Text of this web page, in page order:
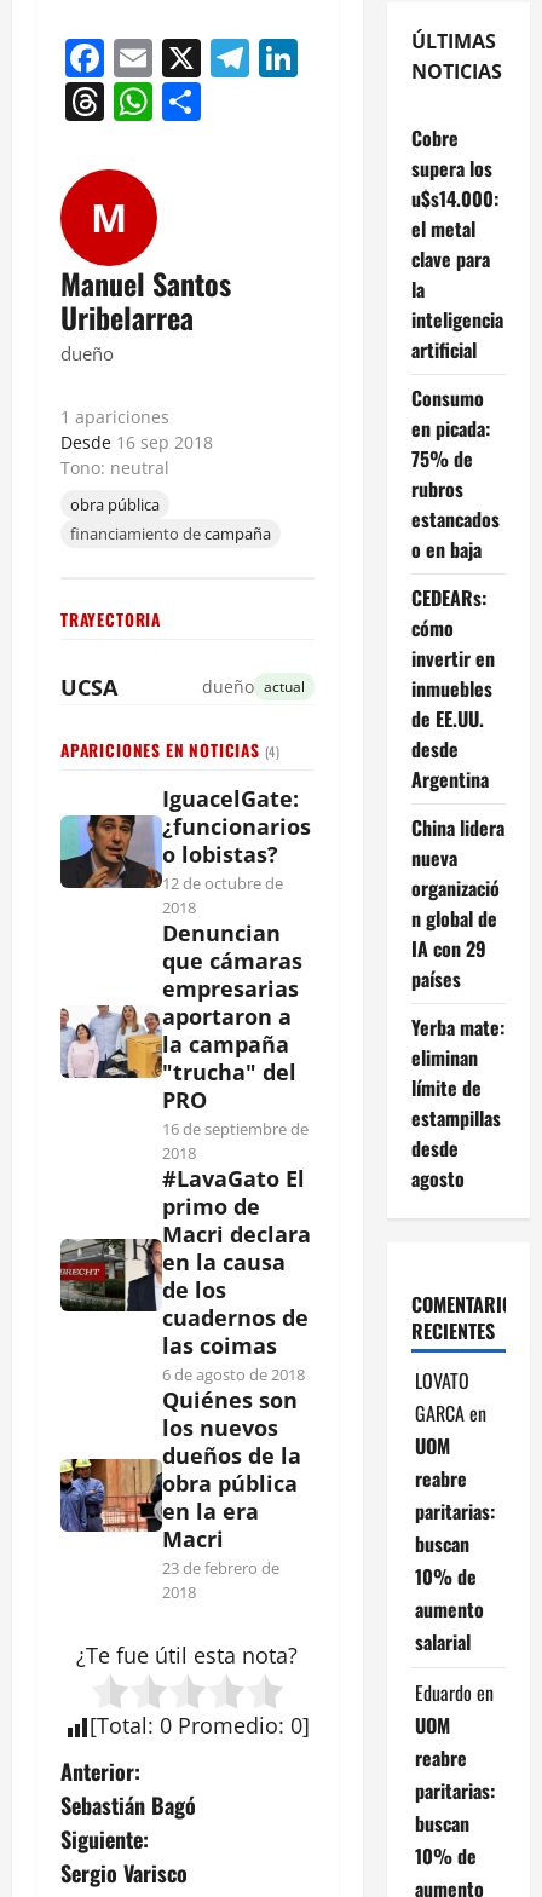
Facebook
Email
X Telegram
LinkedIn
Threads
WhatsApp
M
Manuel Santos
Uribelarrea
dueño
1 apariciones
Desde 16 sep 2018
Tono: neutral
obra pública
financiamiento decampaña
TRAYECTORIA
UCSA dueño actual
APARICIONES EN NOTICIAS (4)
IguacelGate:
¿funcionarios
o lobistas?
12 de octubre de
2018
Denuncian
que cámaras
empresarias
aportaron a
la campaña
"trucha" del
PRO
16 de septiembre de
2018
#LavaGato El
primo de
Macri declara
en la causa
de los
cuadernos de
las coimas
6 de agosto de 2018
Quiénes son
los nuevos
dueños de la
obra pública
en la era
Macri
23 de febrero de
2018
¿Te fue útil esta nota?
[Total: 0 Promedio: 0]
N
a
v
Anterior:
Sebastián Bagó
Siguiente:
Sergio Varisco
ÚLTIMAS
NOTICIAS
Cobre
supera los
u$s14.000:
el metal
clave para
la
inteligencia
artificial
Consumo
en picada:
75% de
rubros
estancados
o en baja
CEDEARs:
cómo
invertir en
inmuebles
de EE.UU.
desde
Argentina
China lidera
nueva
organizació
n global de
IA con 29
países
Yerba mate:
eliminan
límite de
estampillas
desde
agosto
COMENTARIOS
RECIENTES
LOVATO
GARCAen
UOM
reabre
paritarias:
buscan
10% de
aumento
salarial
Eduardo en
UOM
reabre
paritarias:
buscan
10% de
aumento